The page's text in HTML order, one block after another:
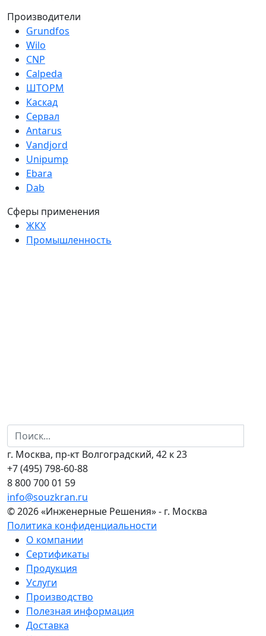
Производители
Grundfos
Wilo
CNP
Calpeda
ШТОРМ
Каскад
Сервал
Antarus
Vandjord
Unipump
Ebara
Dab
Сферы применения
ЖКХ
Промышленность
г. Москва, пр-кт Волгоградский, 42 к 23
+7 (495) 798-60-88
8 800 700 01 59
info@souzkran.ru
© 2026 «Инженерные Решения» - г. Москва
Политика конфиденциальности
О компании
Сертификаты
Продукция
Услуги
Производство
Полезная информация
Доставка